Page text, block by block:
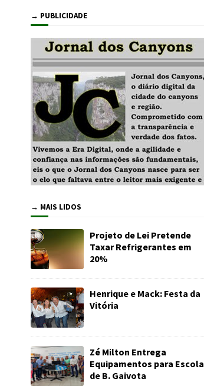
→ PUBLICIDADE
→ MAIS LIDOS
Projeto de Lei Pretende
Taxar Refrigerantes em
20%
Henrique e Mack: Festa da
Vitória
Zé Milton Entrega
Equipamentos para Escola
de B. Gaivota